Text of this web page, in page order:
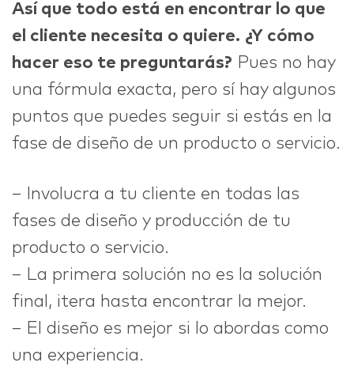
Así que todo está en encontrar lo que
el cliente necesita o quiere. ¿Y cómo
hacer eso te preguntarás? Pues no hay
una fórmula exacta, pero sí hay algunos
puntos que puedes seguir si estás en la
fase de diseño de un producto o servicio.
– Involucra a tu cliente en todas las
fases de diseño y producción de tu
producto o servicio.
– La primera solución no es la solución
final, itera hasta encontrar la mejor.
– El diseño es mejor si lo abordas como
una experiencia.